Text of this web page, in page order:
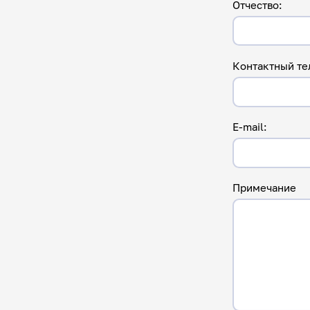
Отчество:
Контактный
E-mail:
Примечание